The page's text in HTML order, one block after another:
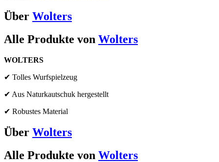
Über Wolters
Alle Produkte von Wolters
WOLTERS
✔ Tolles Wurfspielzeug
✔ Aus Naturkautschuk hergestellt
✔ Robustes Material
Über Wolters
Alle Produkte von Wolters